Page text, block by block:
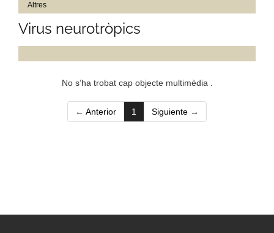
Altres
Virus neurotròpics
No s’ha trobat cap objecte multimèdia .
← Anterior 1 (current)
Siguiente →